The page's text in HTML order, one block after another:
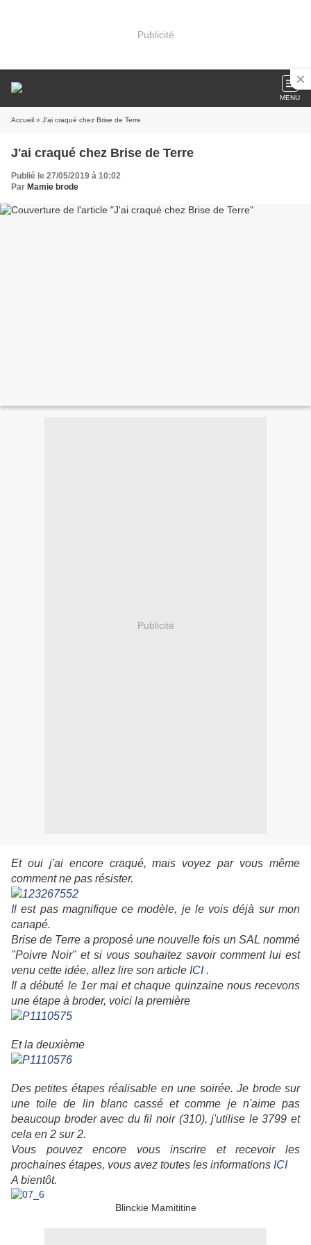
Publicité
MENU
Accueil » J'ai craqué chez Brise de Terre
J'ai craqué chez Brise de Terre
Publié le 27/05/2019 à 10:02
Par Mamie brode
Publicité
Et oui j'ai encore craqué, mais voyez par vous même
comment ne pas résister.
Il est pas magnifique ce modèle, je le vois déjà sur mon
canapé.
Brise de Terre a proposé une nouvelle fois un SAL nommé
"Poivre Noir" et si vous souhaitez savoir comment lui est
venu cette idée, allez lire son article ICI.
Il a débuté le 1er mai et chaque quinzaine nous recevons
une étape à broder, voici la première
Et la deuxième
Des petites étapes réalisable en une soirée. Je brode sur
une toile de lin blanc cassé et comme je n'aime pas
beaucoup broder avec du fil noir (310), j'utilise le 3799 et
cela en 2 sur 2.
Vous pouvez encore vous inscrire et recevoir les
prochaines étapes, vous avez toutes les informations ICI
A bientôt.
Blinckie Mamititine